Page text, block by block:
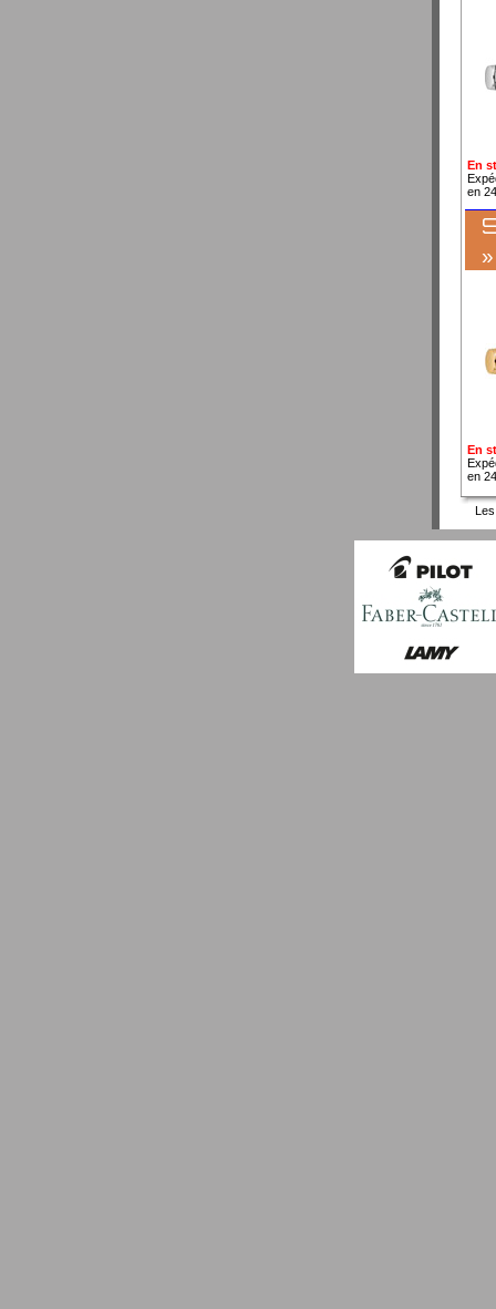
En
en
En
en